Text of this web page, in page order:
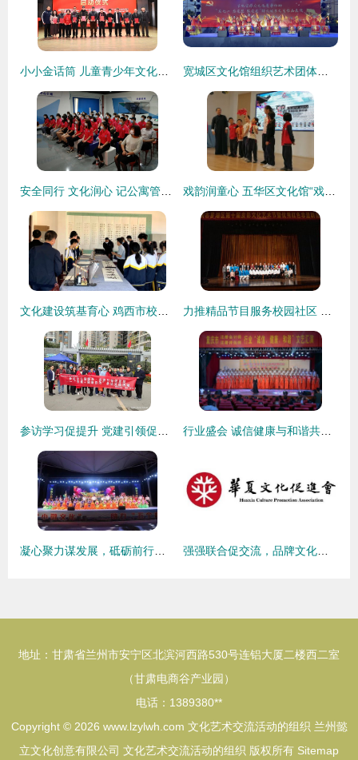
地址：甘肃省兰州市安宁区北滨河西路530号连铝大厦二楼西二室
（甘肃电商谷产业园）
电话：1389380**
Copyright © 2026 www.lzylwh.com 文化艺术交流活动的组织 兰州懿
立文化创意有限公司 文化艺术交流活动的组织 版权所有 Sitemap